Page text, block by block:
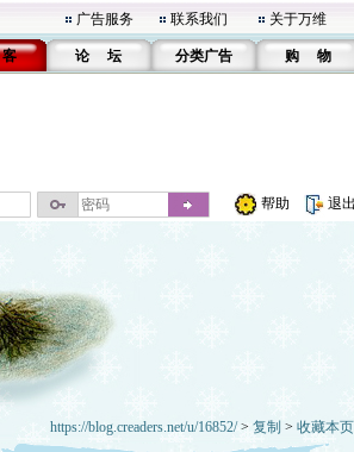
广告服务 联系我们 关于万维
论 坛 分类广告 购 物
帮助 退出
https://blog.creaders.net/u/16852/> 复制 > 收藏本页